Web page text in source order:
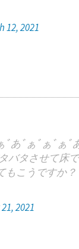
12, 2021
あﾞぁﾞぁﾞぁﾞ
バタさせて床
もこうですか？
2021